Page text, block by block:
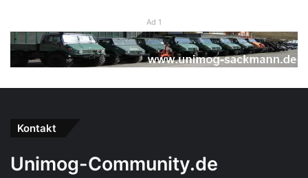
Ad 1
Kontakt
Unimog-Community.de